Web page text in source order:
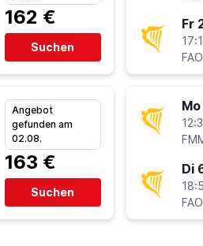
162 €
Suchen
Angebot
gefunden am
02.08.
163 €
Suchen
Fr
FAO
Di
FAO